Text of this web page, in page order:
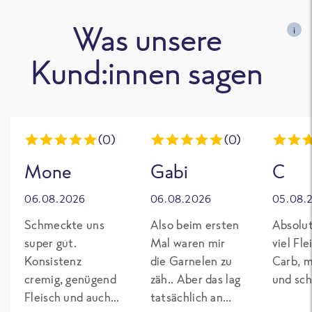
Was unsere
Kund:innen sagen
i
(0)
Mone
06.08.2026
Schmeckte uns
super gut.
Konsistenz
cremig, genügend
Fleisch und auch
(0)
Gabi
06.08.2026
Also beim ersten
Mal waren mir
die Garnelen zu
zäh.. Aber das lag
tatsächlich an
C
viel
Carb,
und